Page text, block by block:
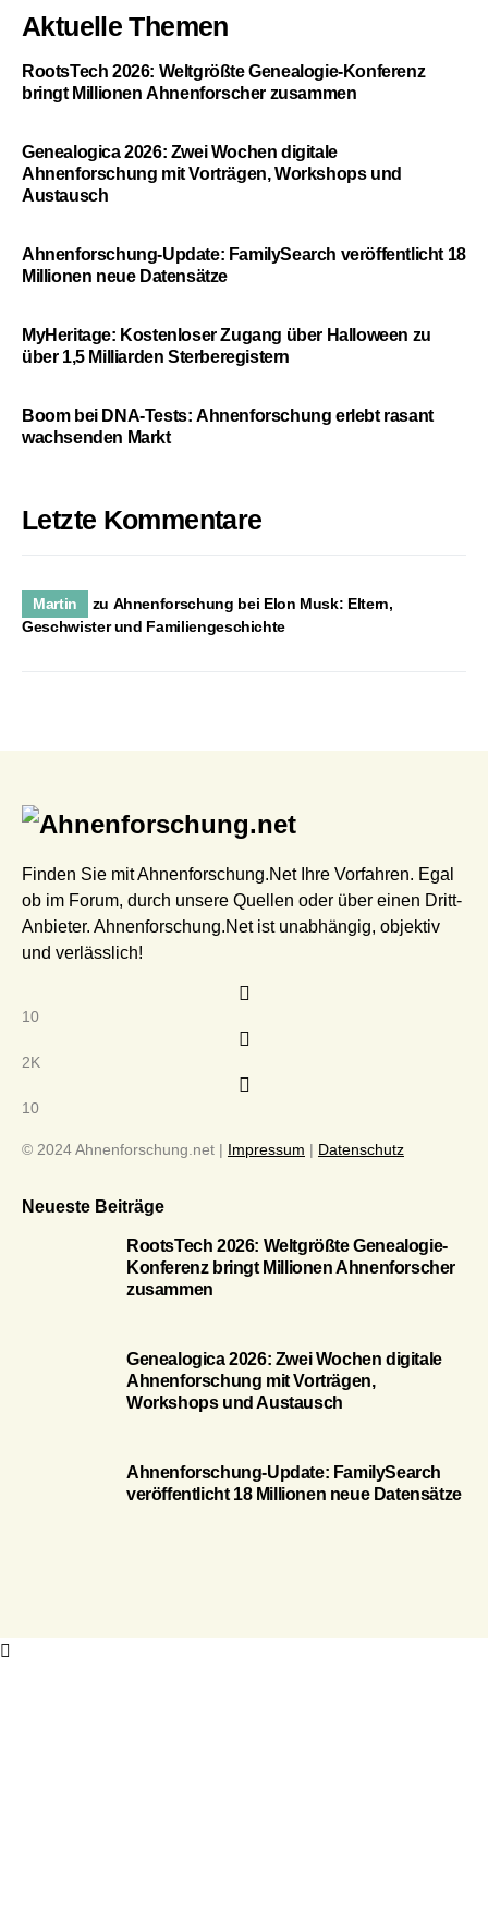
Aktuelle Themen
RootsTech 2026: Weltgrößte Genealogie-Konferenz
bringt Millionen Ahnenforscher zusammen
Genealogica 2026: Zwei Wochen digitale
Ahnenforschung mit Vorträgen, Workshops und
Austausch
Ahnenforschung-Update: FamilySearch veröffentlicht 18
Millionen neue Datensätze
MyHeritage: Kostenloser Zugang über Halloween zu
über 1,5 Milliarden Sterberegistern
Boom bei DNA-Tests: Ahnenforschung erlebt rasant
wachsenden Markt
Letzte Kommentare
Martin zu Ahnenforschung bei Elon Musk: Eltern,
Geschwister und Familiengeschichte
Finden Sie mit Ahnenforschung.Net Ihre Vorfahren. Egal
ob im Forum, durch unsere Quellen oder über einen Dritt-
Anbieter. Ahnenforschung.Net ist unabhängig, objektiv
und verlässlich!
10
2K
10
© 2024 Ahnenforschung.net | Impressum | Datenschutz
Neueste Beiträge
RootsTech 2026: Weltgrößte Genealogie-
Konferenz bringt Millionen Ahnenforscher
zusammen
Genealogica 2026: Zwei Wochen digitale
Ahnenforschung mit Vorträgen,
Workshops und Austausch
Ahnenforschung-Update: FamilySearch
veröffentlicht 18 Millionen neue Datensätze